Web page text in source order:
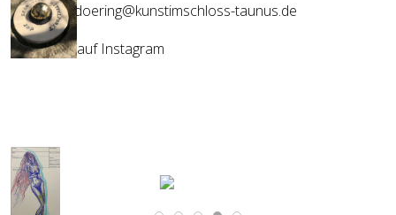
margret.doering@kunstimschloss-taunus.de
Margret auf Instagram